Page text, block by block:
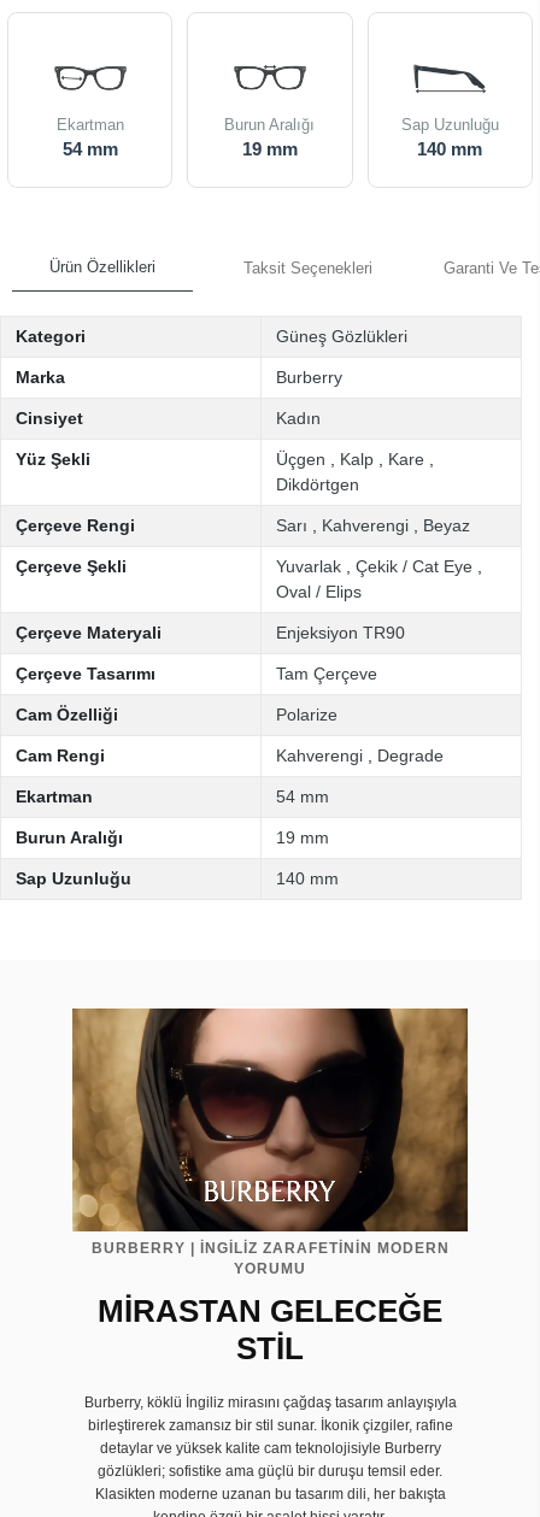
Ekartman
54 mm
Burun Aralığı
19 mm
Sap Uzunluğu
140 mm
Ürün Özellikleri Taksit Seçenekleri Garanti Ve
Kategori Güneş Gözlükleri
Marka Burberry
Cinsiyet Kadın
Yüz Şekli Üçgen Kalp Kare
Dikdörtgen
Çerçeve Rengi Sarı Kahverengi Beyaz
Çerçeve Şekli Yuvarlak Çekik / Cat Eye
Oval / Elips
Çerçeve Materyali Enjeksiyon TR90
Çerçeve Tasarımı Tam Çerçeve
Cam Özelliği Polarize
Cam Rengi Kahverengi Degrade
Ekartman 54 mm
Burun Aralığı 19 mm
Sap Uzunluğu 140 mm
BURBERRY | İNGİLİZ ZARAFETİNİN MODERN
YORUMU
MİRASTAN GELECEĞE
STİL
Burberry, köklü İngiliz mirasını çağdaş tasarım anlayışıyla
birleştirerek zamansız bir stil sunar. İkonik çizgiler, rafine
detaylar ve yüksek kalite cam teknolojisiyle Burberry
gözlükleri; sofistike ama güçlü bir duruşu temsil eder.
Klasikten moderne uzanan bu tasarım dili, her bakışta